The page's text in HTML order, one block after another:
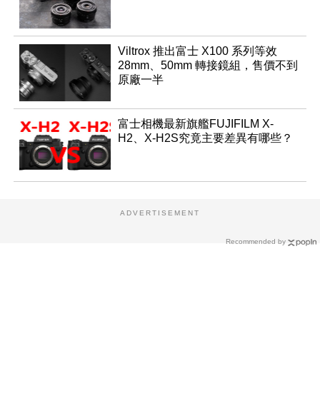
Viltrox 推出富士 X100 系列等效
28mm、50mm 轉接鏡組，售價不到
原廠一半
富士相機最新旗艦FUJIFILM X-
H2、X-H2S究竟主要差異有哪些？
Recommended by
ADVERTISEMENT